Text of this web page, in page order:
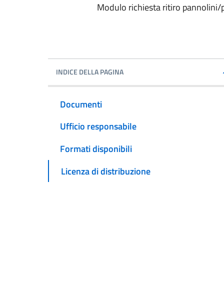
Modulo richiesta ritiro pannolini/
INDICE DELLA PAGINA
Documenti
Ufficio responsabile
Formati disponibili
Licenza di distribuzione